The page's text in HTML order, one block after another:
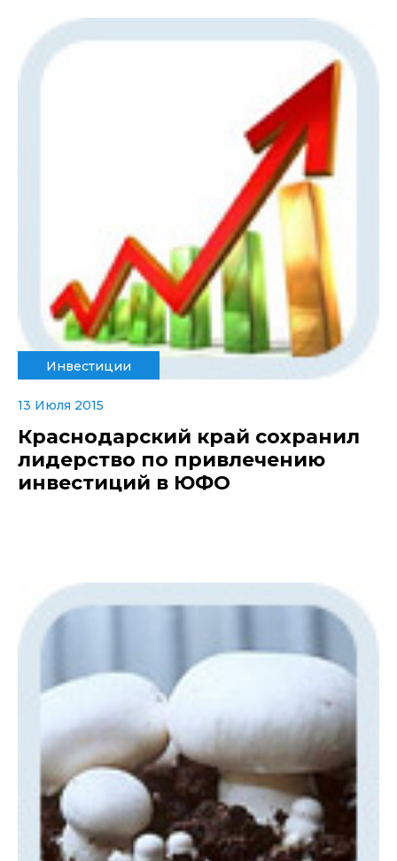
Инвестиции
13 Июля 2015
Краснодарский край сохранил
лидерство по привлечению
инвестиций в ЮФО